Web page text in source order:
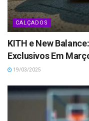
CALÇADOS
KITH e New
Exclusivos Em
19/03/2025